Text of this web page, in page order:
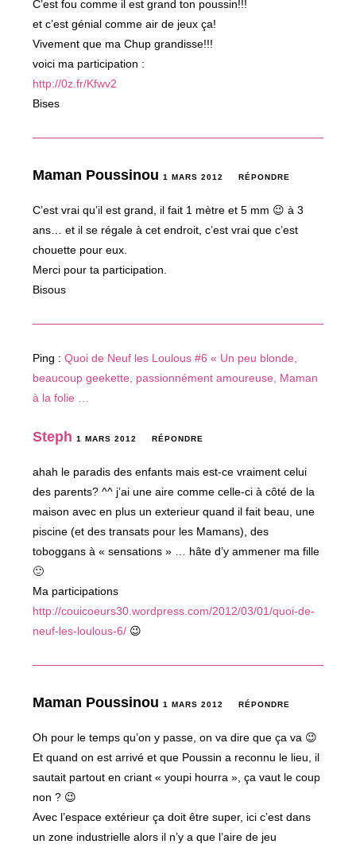
C’est fou comme il est grand ton poussin!!!
et c’est génial comme air de jeux ça!
Vivement que ma Chup grandisse!!!
voici ma participation :
http://0z.fr/Kfwv2
Bises
Maman Poussinou1 MARS 2012 RÉPONDRE
C’est vrai qu’il est grand, il fait 1 mètre et 5 mm 😉 à 3
ans… et il se régale à cet endroit, c’est vrai que c’est
chouette pour eux.
Merci pour ta participation.
Bisous
Ping :Quoi de Neuf les Loulous #6 « Un peu blonde,
beaucoup geekette, passionnément amoureuse, Maman
à la folie …
Steph 1 MARS 2012 RÉPONDRE
ahah le paradis des enfants mais est-ce vraiment celui
des parents? ^^ j’ai une aire comme celle-ci à côté de la
maison avec en plus un exterieur quand il fait beau, une
piscine (et des transats pour les Mamans), des
toboggans à « sensations » … hâte d’y ammener ma fille
🙂
Ma participations
http://couicoeurs30.wordpress.com/2012/03/01/quoi-de-
neuf-les-loulous-6/ 😉
Maman Poussinou1 MARS 2012 RÉPONDRE
Oh pour le temps qu’on y passe, on va dire que ça va 😉
Et quand on est arrivé et que Poussin a reconnu le lieu, il
sautait partout en criant « youpi hourra », ça vaut le coup
non ? 😉
Avec l’espace extérieur ça doit être super, ici c’est dans
un zone industrielle alors il n’y a que l’aire de jeu